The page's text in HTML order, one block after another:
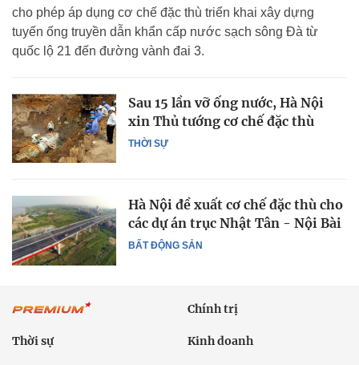
cho phép áp dụng cơ chế đặc thù triển khai xây dựng
tuyến ống truyền dẫn khẩn cấp nước sạch sông Đà từ
quốc lộ 21 đến đường vành đai 3.
THỜI SỰ
Sau 15 lần vỡ ống nước, Hà Nội
xin Thủ tướng cơ chế đặc thù
BẤT ĐỘNG SẢN
Hà Nội đề xuất cơ chế đặc thù cho
các dự án trục Nhật Tân - Nội Bài
Chính trị
Thời sự Kinh doanh